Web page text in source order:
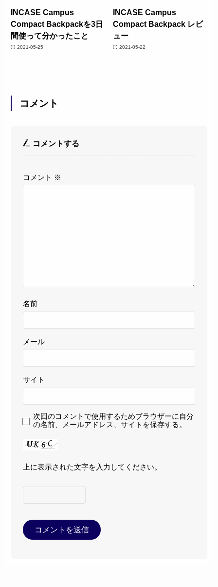
INCASE Campus
Compact Backpackを3日
間使って分かったこと
2021-05-25
INCASE Campus
Compact Backpack レビ
ュー
2021-05-22
コメント
コメントする
コメント ※
名前
メール
サイト
次回のコメントで使用するためブラウザーに自分
の名前、メールアドレス、サイトを保存する。
上に表示された文字を入力してください。